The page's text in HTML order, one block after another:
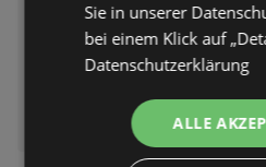
Sie in unserer
bei einem Klick auf
Datenschutzerklärung
ALLE